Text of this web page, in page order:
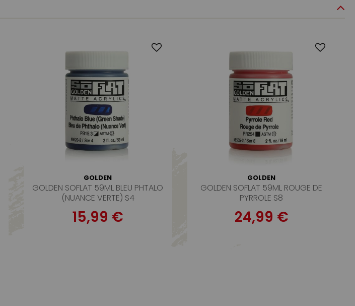
GOLDEN
GOLDEN SOFLAT 59ML BLEU PHTALO
(NUANCE VERTE) S4
15,99 €
GOLDEN
GOLDEN SOFLAT 59ML ROUGE DE
PYRROLE S8
24,99 €